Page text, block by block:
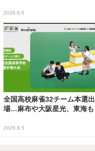
2026.8.6
全国高校麻雀32チーム本選出
場…麻布や大阪星光、東海も
2026.8.5